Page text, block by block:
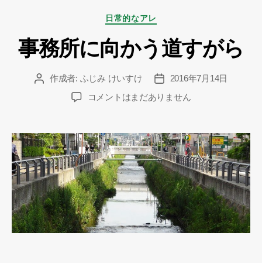
カ
ゴ
リ
日常的なアレ
事務所に向かう道すがら
投 作成者: ふじみ けいすけ
投
稿
日
2016年7月14日
事
に
向
か
う
道
す
が
ら
コメントはまだありません